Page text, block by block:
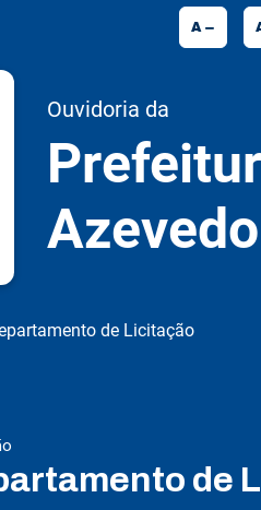
A
Ouvidoria da
Azevedo
de Licitação
de